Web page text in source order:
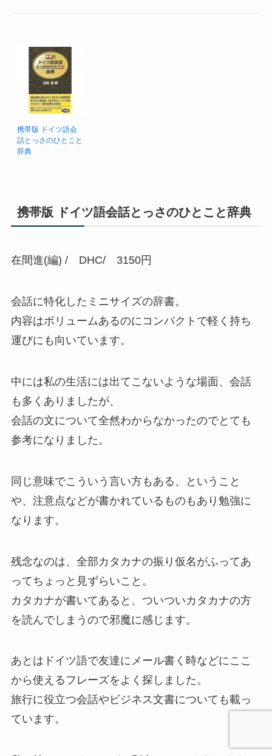
携帯版 ドイツ語会
話とっさのひとこと
辞典
携帯版 ドイツ語会話とっさのひとこと辞典
在間進(編) / DHC/ 3150円
会話に特化したミニサイズの辞書。
内容はボリュームあるのにコンパクトで軽く持ち
運びにも向いています。
中には私の生活には出てこないような場面、会話
も多くありましたが、
会話の文について全然わからなかったのでとても
参考になりました。
同じ意味でこういう言い方もある、ということ
や、注意点などが書かれているものもあり勉強に
なります。
残念なのは、全部カタカナの振り仮名がふってあ
ってちょっと見ずらいこと。
カタカナが書いてあると、ついついカタカナの方
を読んでしまうので邪魔に感じます。
あとはドイツ語で友達にメール書く時などにここ
から使えるフレーズをよく探しました。
旅行に役立つ会話やビジネス文書についても載っ
ています。